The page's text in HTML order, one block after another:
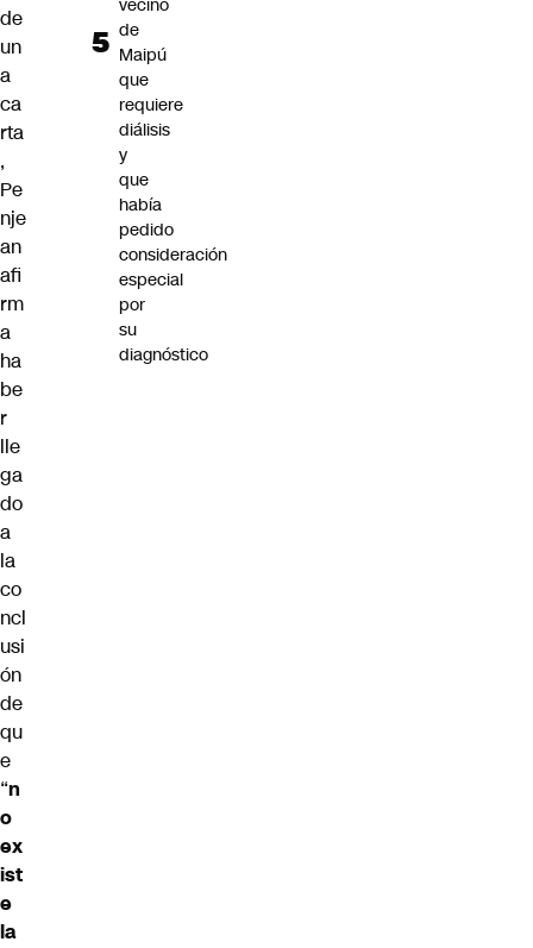
de
un
a
ca
rta
,
Pe
nje
an
afi
rm
a
ha
be
r
lle
ga
do
a
la
co
ncl
usi
ón
de
qu
e
“n
o
ex
ist
e
la
vecino
de
Maipú
que
requiere
diálisis
y
que
había
pedido
consideración
especial
por
su
diagnóstico